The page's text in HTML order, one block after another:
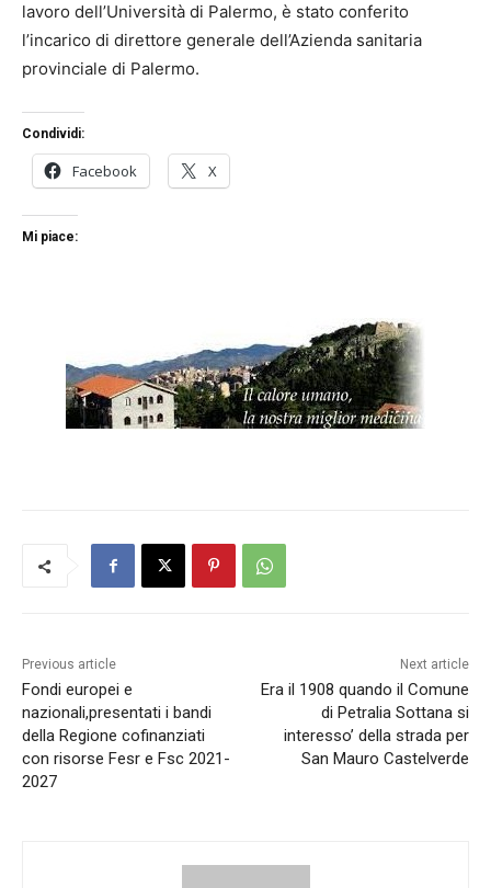
lavoro dell’Università di Palermo, è stato conferito
l’incarico di direttore generale dell’Azienda sanitaria
provinciale di Palermo.
Condividi:
Facebook X
Mi piace:
Previous article
Fondi europei e
nazionali,presentati i bandi
della Regione cofinanziati
con risorse Fesr e Fsc 2021-
2027
Next article
Era il 1908 quando il Comune
di Petralia Sottana si
interesso’ della strada per
San Mauro Castelverde